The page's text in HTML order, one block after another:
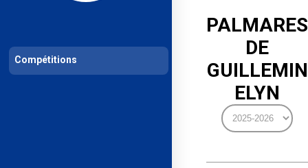
PALMARES
DE
GUILLEMIN
ELYN
Compétitions